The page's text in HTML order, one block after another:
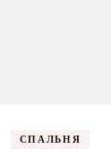
СПАЛЬНЯ